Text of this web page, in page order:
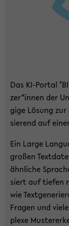
Das KI-​Portal
zer*innen der
gi­ge Lö­sung
sie­rend auf
Ein Large
gro­ßen
ähn­li­che
siert auf tie­fen
wie
Fra­gen und
ple­xe